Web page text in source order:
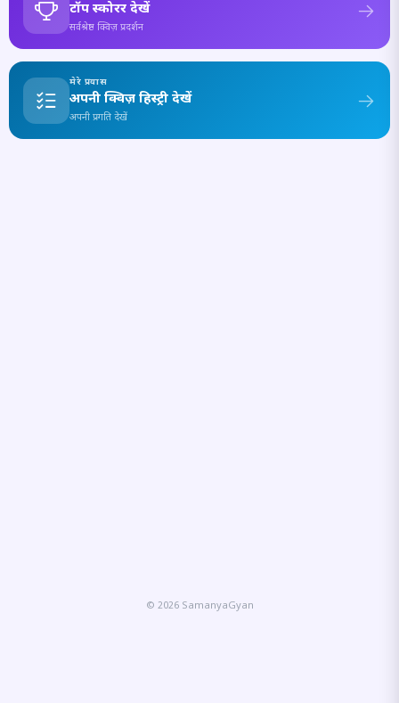
टॉप स्कोरर देखें
सर्वश्रेष्ठ क्विज़ प्रदर्शन
मेरे प्रयास
अपनी क्विज़ हिस्ट्री देखें
अपनी प्रगति देखें
© 2026 SamanyaGyan